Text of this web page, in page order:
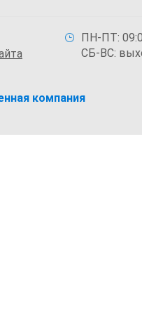
ПН-ПТ:
СБ-ВС:
компания